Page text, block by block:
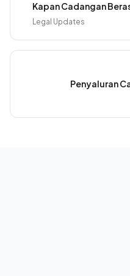
Kapan Cadangan
Legal Updates
Penyaluran